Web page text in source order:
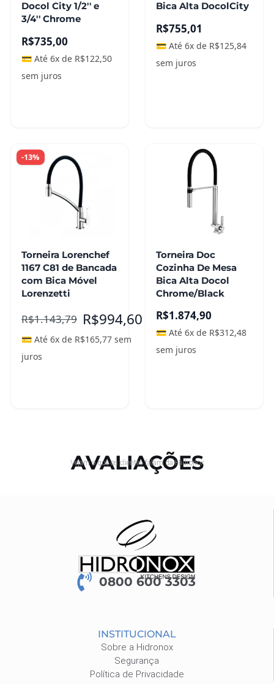
Docol City 1/2'' e
3/4'' Chrome
R$735,00
💳 Até 6x de R$122,50
sem juros
Bica Alta DocolCity
R$755,01
💳 Até 6x de R$125,84
sem juros
-13%
Torneira Lorenchef
1167 C81 de Bancada
com Bica Móvel
Lorenzetti
R$1.143,79 R$994,60
💳 Até 6x de R$165,77 sem
juros
Torneira Doc
Cozinha De Mesa
Bica Alta Docol
Chrome/Black
R$1.874,90
💳 Até 6x de R$312,48
sem juros
AVALIAÇÕES
Vejam o que os clientes falam da Hidronox
0800 600 3303
INSTITUCIONAL
Sobre a Hidronox
Segurança
Política de Privacidade